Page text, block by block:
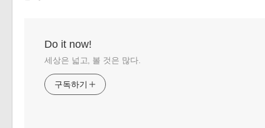
Do it now!
세상은 넓고, 볼 것은 많다.
구독하기